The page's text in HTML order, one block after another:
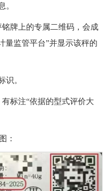
。
牌上的专属二维码，会成
量监管平台”并显示该秤的
识。
标注“依据的型式评价大
：